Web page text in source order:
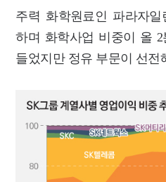
주력 화학원료인 파라자
하며 화학사업 비중이 올
들었지만 정유 부문이 선전